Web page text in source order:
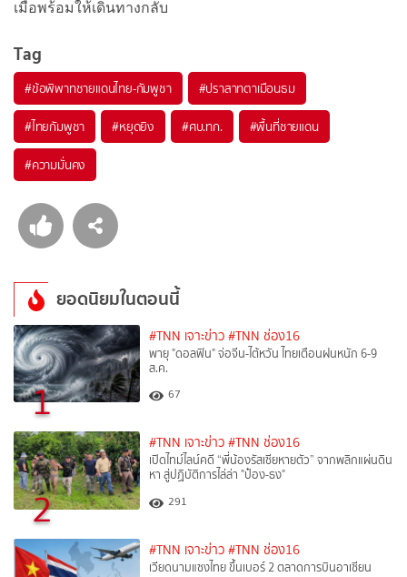
เมื่อพร้อมให้เดินทางกลับ
Tag
#ข้อพิพาทชายแดนไทย-กัมพูชา #ปราสาทตาเมือนธม
#ไทยกัมพูชา #หยุดยิง #ศบ.ทก. #พื้นที่ชายแดน
#ความมั่นคง
ยอดนิยมในตอนนี้
1
#TNN เจาะข่าว #TNN ช่อง16
พายุ "ดอลฟิน" จ่อจีน-ไต้หวัน ไทยเตือนฝนหนัก 6-9
ส.ค.
67
2
#TNN เจาะข่าว #TNN ช่อง16
เปิดไทม์ไลน์คดี “พี่น้องรัสเซียหายตัว” จากพลิกแผ่นดิน
หา สู่ปฏิบัติการไล่ล่า "ป๋อง-ธง"
291
#TNN เจาะข่าว #TNN ช่อง16
เวียดนามแซงไทย ขึ้นเบอร์ 2 ตลาดการบินอาเซียน